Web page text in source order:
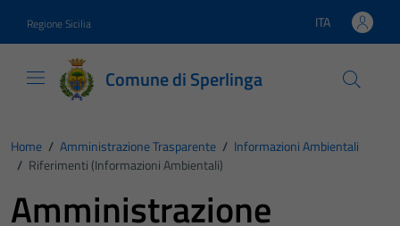
Regione Sicilia Lingua attiva:
ITA
Comune di Sperlinga
Home / Amministrazione Trasparente / Informazioni Ambientali
/ Riferimenti (informazioni Ambientali)
Amministrazione